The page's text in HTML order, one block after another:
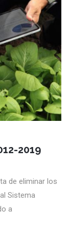
2019
de eliminar los
Sistema
a